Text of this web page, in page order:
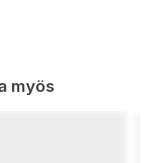
myös